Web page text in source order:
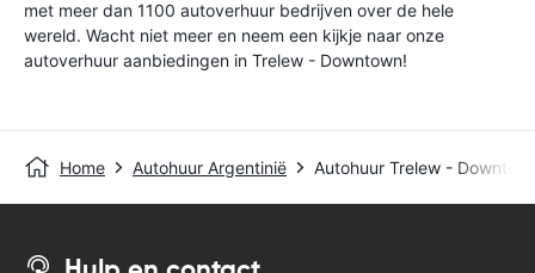
met meer dan 1100 autoverhuur bedrijven over de hele
wereld. Wacht niet meer en neem een kijkje naar onze
autoverhuur aanbiedingen in Trelew - Downtown!
Home Autohuur Argentinië Autohuur Trelew -